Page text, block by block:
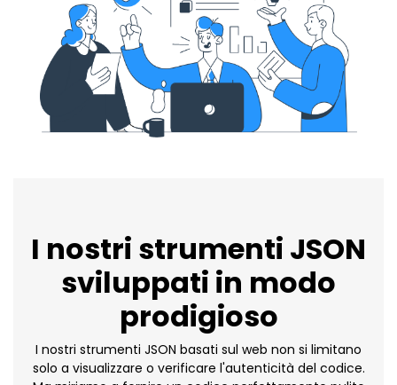
I nostri strumenti JSON
sviluppati in modo
prodigioso
I nostri strumenti JSON basati sul web non si limitano
solo a visualizzare o verificare l'autenticità del codice.